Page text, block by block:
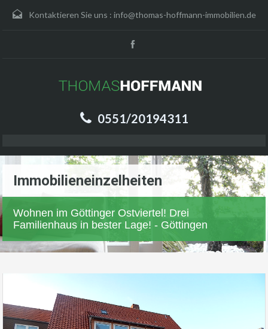
Kontaktieren Sie uns : info@thomas-hoffmann-immobilien.de
0551/20194311
Immobilieneinzelheiten
Wohnen im Göttinger Ostviertel! Drei
Familienhaus in bester Lage! - Göttingen